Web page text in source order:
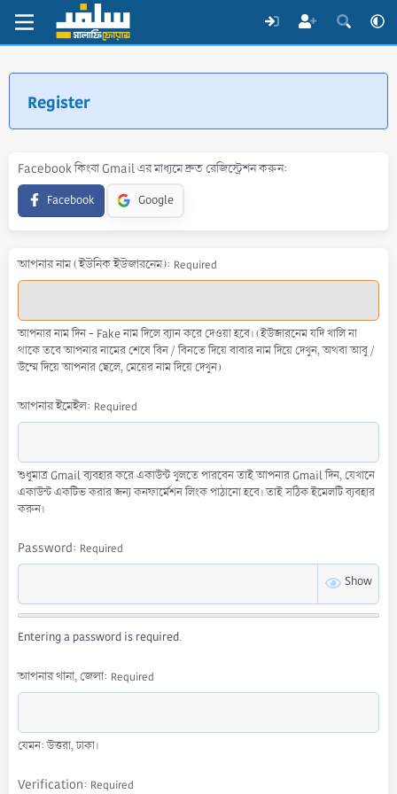
Register
Facebook কিংবা Gmail এর মাধ্যমে দ্রুত রেজিস্ট্রেশন করুন
Facebook Google
আপনার নাম (ইউনিক ইউজারনেম) Required
আপনার নাম দিন - Fake নাম দিলে ব্যান করে দেওয়া হবে। (ইউজারনেম যদি খালি না
থাকে তবে আপনার নামের শেষে বিন / বিনতে দিয়ে বাবার নাম দিয়ে দেখুন, অথবা আবু /
উম্মে দিয়ে আপনার ছেলে, মেয়ের নাম দিয়ে দেখুন)
আপনার ইমেইল Required
শুধুমাত্র Gmail ব্যবহার করে একাউন্ট খুলতে পারবেন তাই আপনার Gmail দিন, যেখানে
একাউন্ট একটিভ করার জন্য কনফার্মেশন লিংক পাঠানো হবে। তাই সঠিক ইমেলটি ব্যবহার
করুন।
Password Required
Show
Entering a password is required.
আপনার থানা, জেলা Required
যেমন: উত্তরা, ঢাকা।
Verification Required